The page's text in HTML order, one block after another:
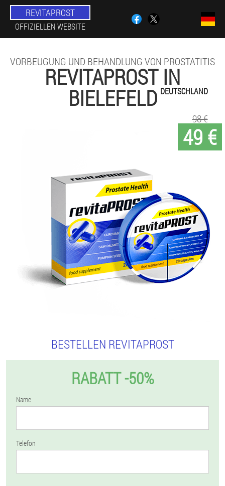
REVITAPROST
OFFIZIELLEN WEBSITE
VORBEUGUNG UND BEHANDLUNG VON PROSTATITIS
REVITAPROST IN
BIELEFELD DEUTSCHLAND
49 €
98 €
BESTELLEN REVITAPROST
RABATT -50%
Name
Telefon